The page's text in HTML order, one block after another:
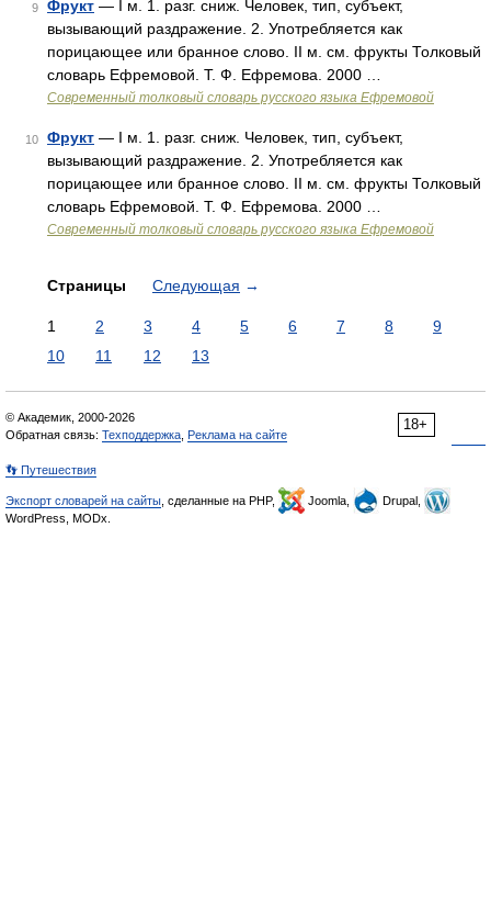
9 Фрукт — I м. 1. разг. сниж. Человек, тип, субъект,
вызывающий раздражение. 2. Употребляется как
порицающее или бранное слово. II м. см. фрукты Толковый
словарь Ефремовой. Т. Ф. Ефремова. 2000 …
Современный толковый словарь русского языка Ефремовой
10 Фрукт — I м. 1. разг. сниж. Человек, тип, субъект,
вызывающий раздражение. 2. Употребляется как
порицающее или бранное слово. II м. см. фрукты Толковый
словарь Ефремовой. Т. Ф. Ефремова. 2000 …
Современный толковый словарь русского языка Ефремовой
Страницы Следующая →
1 2 3 4 5 6 7 8
9
10
11 12 13
18+
© Академик, 2000-2026
Обратная связь: Техподдержка Реклама на сайте
👣 Путешествия
Экспорт словарей на сайты , сделанные на PHP, Joomla,
Drupal,
WordPress, MODx.